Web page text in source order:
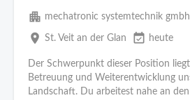
apartment mechatronic systemtechnik gmbh
place St. Veit an der Glan event_available heute
Der Schwerpunkt dieser Position
Betreuung und Weiterentwicklung
Landschaft. Du arbeitest nahe an